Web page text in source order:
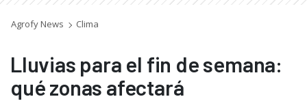
Agrofy News Clima
Lluvias para el fin de semana:
qué zonas afectará